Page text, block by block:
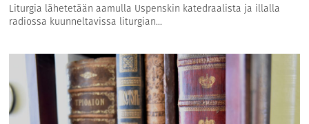
Liturgia lähetetään aamulla Uspenskin katedraalista ja illalla
radiossa kuunneltavissa liturgian...